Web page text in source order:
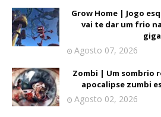
Grow Home | Jogo
vai te dar um frio
Agosto 07, 2026
Zombi | Um sombrio
apocalipse zumbi
Agosto 02, 2026